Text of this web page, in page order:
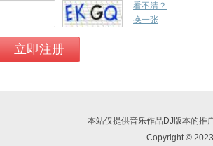
看不清？
换一张
本站仅提供音乐作品DJ版本的推
Copyright ©